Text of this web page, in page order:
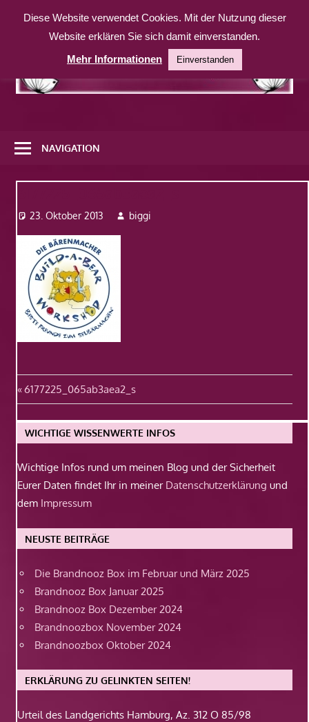
Inhalt
weitere
Website
NAVIGATION
23. Oktober 2013 biggi
Beitragsnavigation
Vorheriger
Beitrag:
6177225_065ab3aea2_s
WICHTIGE WISSENWERTE INFOS
Wichtige Infos rund um meinen Blog und der Sicherheit
Eurer Daten findet Ihr in meiner Datenschutzerklärung und
dem Impressum
NEUSTE BEITRÄGE
Die Brandnooz Box im Februar und März 2025
Brandnooz Box Januar 2025
Brandnooz Box Dezember 2024
Brandnoozbox November 2024
Brandnoozbox Oktober 2024
ERKLÄRUNG ZU GELINKTEN SEITEN!
Urteil des Landgerichts Hamburg, Az. 312 O 85/98
Diese Website verwendet Cookies. Mit der Nutzung dieser
Website erklären Sie sich damit einverstanden.
Mehr Informationen
Einverstanden